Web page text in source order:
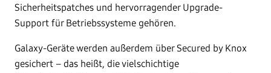
Sicherheitspatches und hervorragender Upgrade-
Support für Betriebssysteme gehören.
Galaxy-Geräte werden außerdem über Secured by Knox
gesichert – das heißt, die vielschichtige